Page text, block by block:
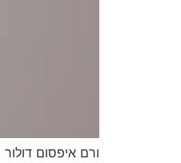
ורם איפסום